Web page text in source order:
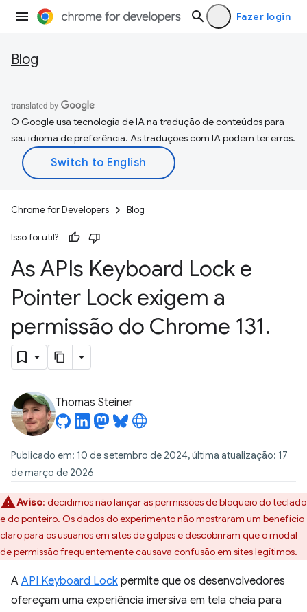
Fazer login
Blog
O Google usa tecnologia de IA na tradução de conteúdos para
seu idioma de preferência. As traduções com IA podem ter erros.
Chrome for Developers Blog
Isso foi útil?
As APIs Keyboard Lock e
Pointer Lock exigem a
permissão do Chrome 131.
Thomas Steiner
Publicado em: 10 de setembro de 2024, última atualização: 17
de março de 2026
Aviso: decidimos não lançar as permissões de bloqueio do teclado
e do ponteiro. Os dados do experimento não mostraram um benefício
claro para os usuários em sites de golpes e descobriram que o modal
de permissão frequentemente causava confusão em sites legítimos.
A API Keyboard Lock permite que os desenvolvedores
ofereçam uma experiência imersiva em tela cheia para